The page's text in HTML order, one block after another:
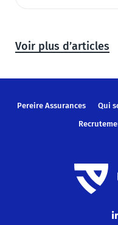
Voir plus d’articles
Pereire Assurances Qui